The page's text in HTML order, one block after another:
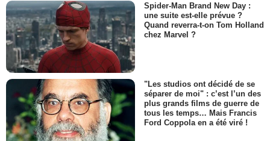
Spider-Man Brand New Day :
une suite est-elle prévue ?
Quand reverra-t-on Tom Holland
chez Marvel ?
"Les studios ont décidé de se
séparer de moi" : c’est l’un des
plus grands films de guerre de
tous les temps… Mais Francis
Ford Coppola en a été viré !